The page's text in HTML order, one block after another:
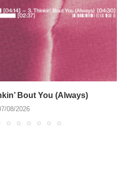
Bout You (Always)
08/2026